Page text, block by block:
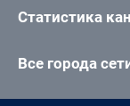
Статистика
Все города